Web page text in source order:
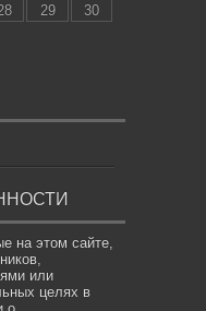
29
30
на этом сайте,
или
целях в